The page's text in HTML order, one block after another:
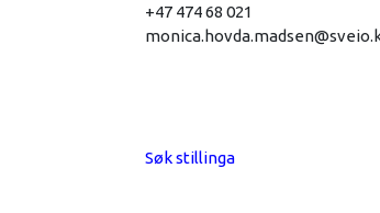
+47 474 68 021
Søk stillinga